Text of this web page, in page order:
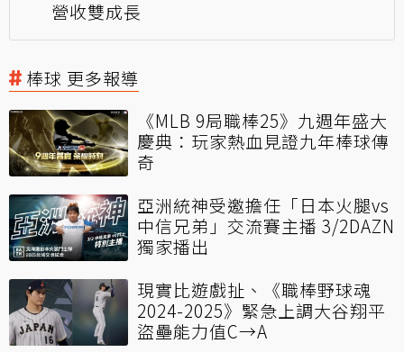
營收雙成長
棒球 更多報導
《MLB 9局職棒25》九週年盛大
慶典：玩家熱血見證九年棒球傳
奇
亞洲統神受邀擔任「日本火腿vs
中信兄弟」交流賽主播 3/2DAZN
獨家播出
現實比遊戲扯、《職棒野球魂
2024-2025》緊急上調大谷翔平
盜壘能力值C→A